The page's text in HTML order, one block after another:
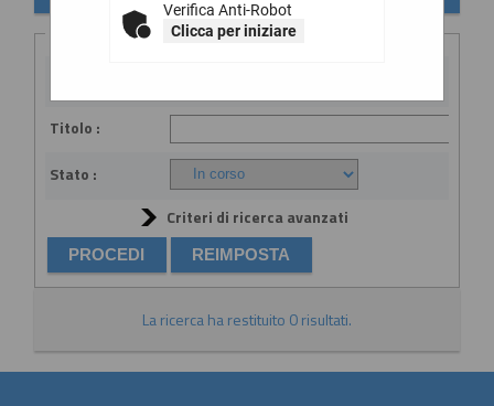
Verifica Anti-Robot
Clicca per iniziare
Criteri di ricerca
Titolo :
Stato :
Criteri di ricerca avanzati
La ricerca ha restituito 0 risultati.